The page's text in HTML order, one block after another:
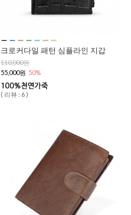
크로커다일 패턴 심플라인 지갑
110,000원
55,000원 50%
( 리뷰 : 6 )